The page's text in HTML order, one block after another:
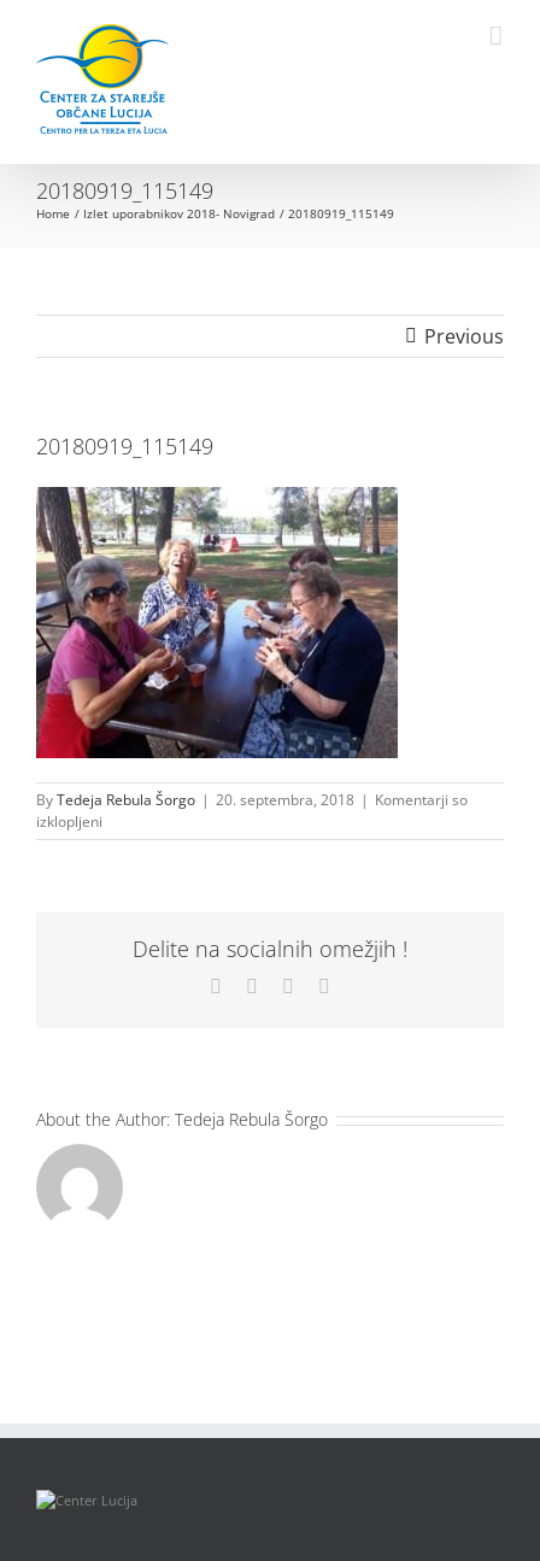
Open toolbar
content
20180919_115149
Home Izlet uporabnikov 2018- Novigrad 20180919_115149
Previous
20180919_115149
ByTedeja Rebula Šorgo | 20. septembra, 2018 | Komentarji so
izklopljeni
20180919_115149
Delite na socialnih omežjih !
Facebook LinkedIn
About the Author: Tedeja Rebula Šorgo